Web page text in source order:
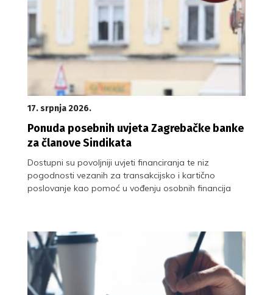
17. srpnja 2026.
Ponuda posebnih uvjeta Zagrebačke banke
za članove Sindikata
Dostupni su povoljniji uvjeti financiranja te niz
pogodnosti vezanih za transakcijsko i kartično
poslovanje kao pomoć u vođenju osobnih financija